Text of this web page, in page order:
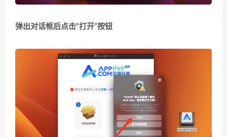
弹出对话框后点击“打开”按钮